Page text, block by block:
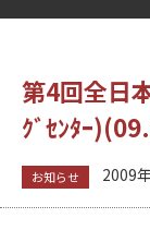
第4回全日
ｸﾞｾﾝﾀｰ
お知らせ 2009